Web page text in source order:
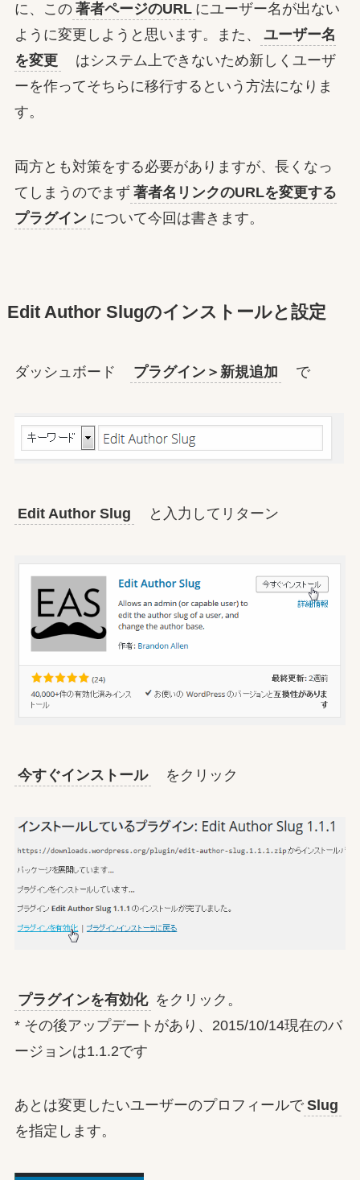
に、この 著者ページのURL にユーザー名が出ない
ように変更しようと思います。また、
ユーザー名
を変更
はシステム上できないため新しくユーザ
ーを作ってそちらに移行するという方法になりま
す。
両方とも対策をする必要がありますが、長くなっ
てしまうのでまず 著者名リンクのURLを変更する
プラグイン について今回は書きます。
Edit Author Slugのインストールと設定
ダッシュボード プラグイン＞新規追加 で
Edit Author Slug と入力してリターン
今すぐインストール をクリック
プラグインを有効化 をクリック。
* その後アップデートがあり、2015/10/14現在のバ
ージョンは1.1.2です
あとは変更したいユーザーのプロフィールで Slug
を指定します。